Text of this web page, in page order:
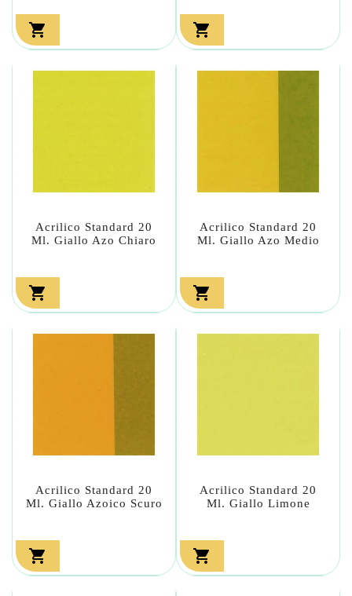
 
Acrilico Standard 20
Ml. Giallo Azo Chiaro

Acrilico Standard 20
Ml. Giallo Azo Medio

Acrilico Standard 20
Ml. Giallo Azoico Scuro

Acrilico Standard 20
Ml. Giallo Limone
